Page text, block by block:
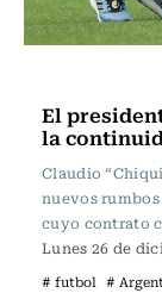
El
la
Claudio
nuevos
cuyo contrato
Lunes 26 de
# futbol #